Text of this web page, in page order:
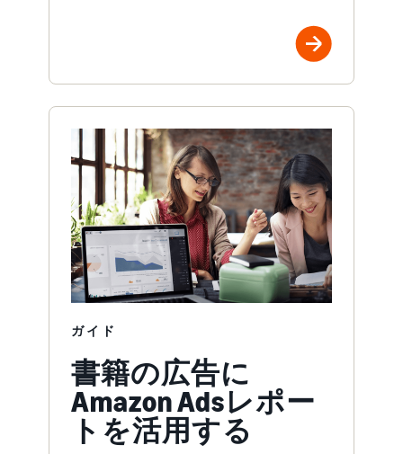
ガイド
書籍の広告に
Amazon Adsレポー
トを活用する